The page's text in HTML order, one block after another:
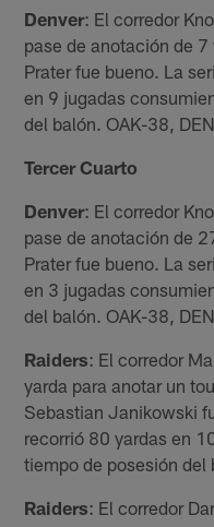
Denver: El corredor
pase de anotación de
Prater fue bueno. La
en 9 jugadas
del balón. OAK-38,
Tercer Cuarto
Denver: El corredor
pase de anotación de
Prater fue bueno. La
en 3 jugadas
del balón. OAK-38,
Raiders: El corredor
yarda para anotar un
Sebastian Janikowski
recorrió 80 yardas en
tiempo de posesión del
Raiders: El corredor